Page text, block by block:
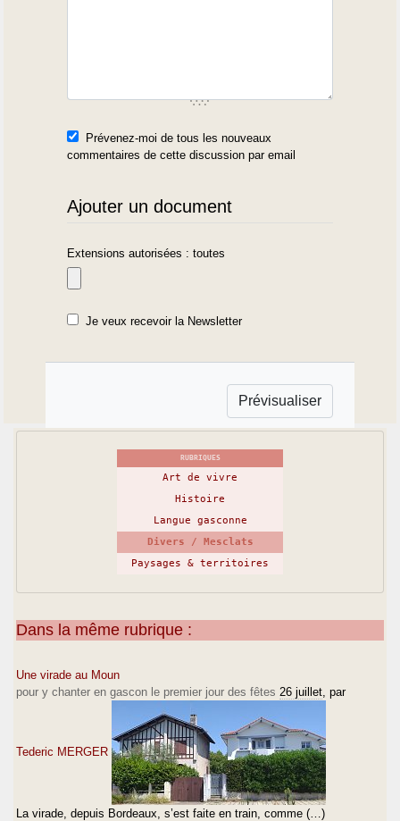
Prévenez-moi de tous les nouveaux
commentaires de cette discussion par email
Ajouter un document
Extensions autorisées : toutes
Je veux recevoir la Newsletter
RUBRIQUES
Art de vivre
Histoire
Langue gasconne
Divers / Mesclats
Paysages & territoires
Dans la même rubrique :
Une virade au Moun
pour y chanter en gascon le premier jour des fêtes 26 juillet , par
Tederic MERGER
La virade, depuis Bordeaux, s’est faite en train, comme (…)